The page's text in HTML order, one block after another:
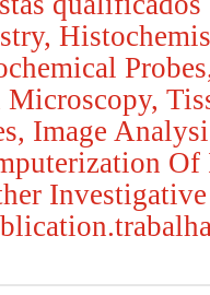
Image
Of